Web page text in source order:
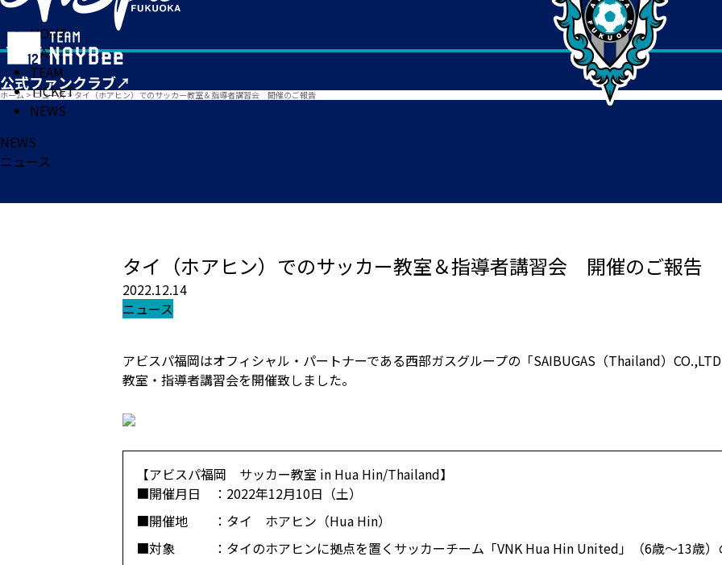
HOME
MATCH
TEAM
TICKET
NEWS
ホーム > ニュース> タイ（ホアヒン）でのサッカー教室＆指導者講習会 開催のご報告
NEWS
ニュース
タイ（ホアヒン）でのサッカー教室＆指導者講習会 開催のご報告
2022.12.14
ニュース
アビスパ福岡はオフィシャル・パートナーである西部ガスグループの「SAIBUGAS（Thailand）
教室・指導者講習会を開催致しました。
【アビスパ福岡 サッカー教室 in Hua Hin/Thailand】
■開催月日 ： 2022年12月10日（土）
■開催地 ： タイ ホアヒン（Hua Hin）
■対象 ： タイのホアヒンに拠点を置くサッカーチーム「VNK Hua Hin United」（6歳～13歳